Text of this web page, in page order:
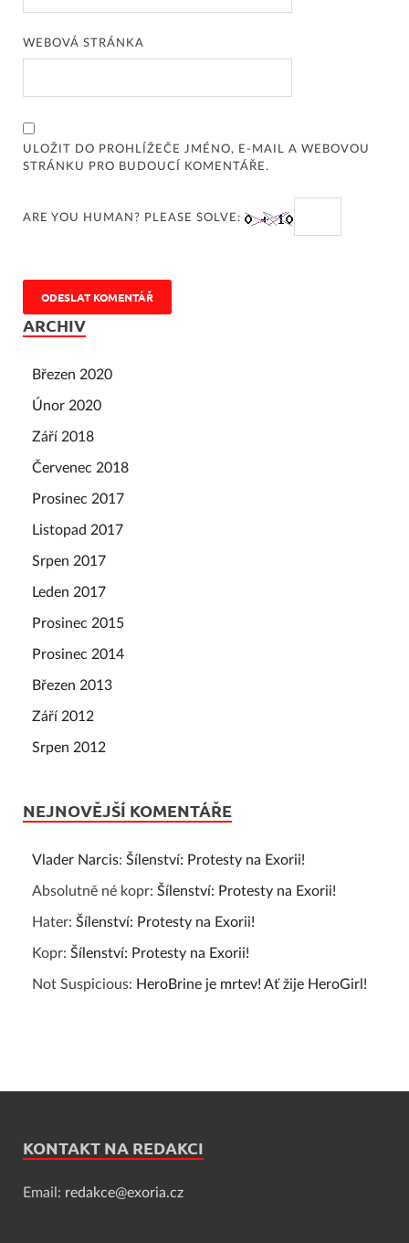
WEBOVÁ STRÁNKA
ULOŽIT DO PROHLÍŽEČE JMÉNO, E-MAIL A WEBOVOU
STRÁNKU PRO BUDOUCÍ KOMENTÁŘE.
ARE YOU HUMAN? PLEASE SOLVE:
ARCHIV
Březen 2020
Únor 2020
Září 2018
Červenec 2018
Prosinec 2017
Listopad 2017
Srpen 2017
Leden 2017
Prosinec 2015
Prosinec 2014
Březen 2013
Září 2012
Srpen 2012
NEJNOVĚJŠÍ KOMENTÁŘE
Vlader Narcis: Šílenství: Protesty na Exorii!
Absolutně né kopr: Šílenství: Protesty na Exorii!
Hater: Šílenství: Protesty na Exorii!
Kopr: Šílenství: Protesty na Exorii!
Not Suspicious: HeroBrine je mrtev! Ať žije HeroGirl!
KONTAKT NA REDAKCI
Email: redakce@exoria.cz